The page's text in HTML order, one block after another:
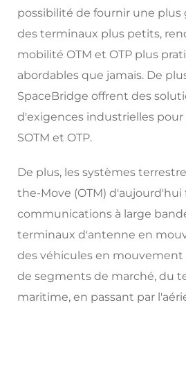
possibilité de fournir une plus
des terminaux plus petits,
mobilité OTM et OTP plus
abordables que jamais. De
SpaceBridge offrent des
d'exigences industrielles
SOTM et OTP.
De plus, les systèmes
the-Move (OTM)
communications à large
terminaux d'antenne en
des véhicules en mouvement
de segments de marché, du
maritime, en passant par